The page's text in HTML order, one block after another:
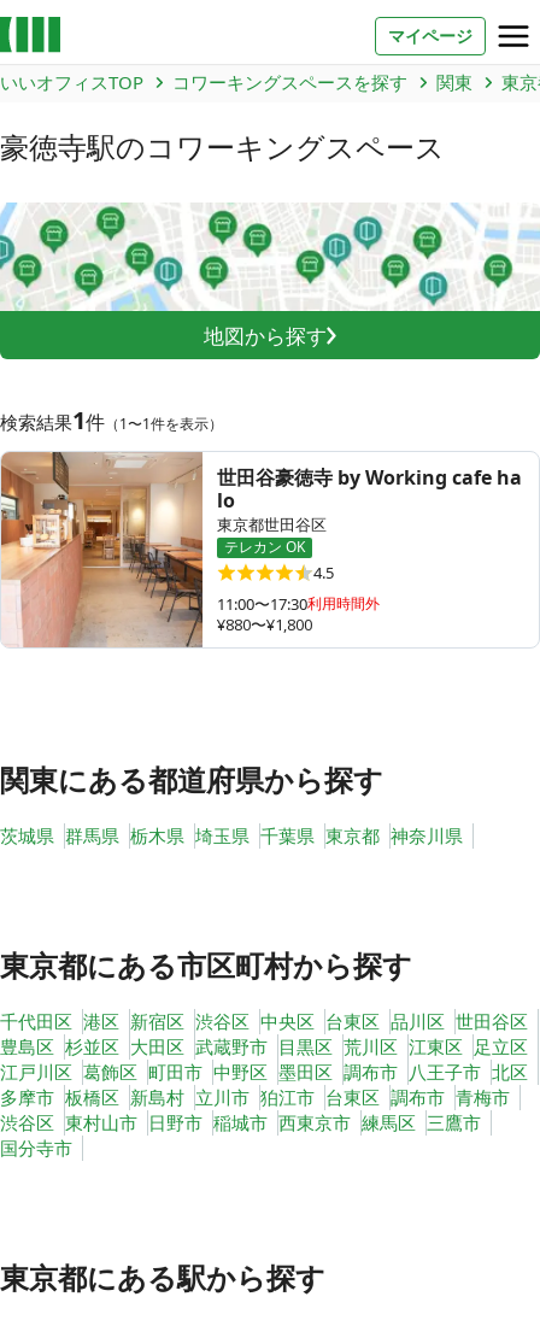
マイページ
よくあるご質問
法人での利用
いいオフィス（コワーキングスペース）
いい会議室（会議室専用スペース）
FCオーナー募集
コワーキング運営DXシステム
E Solution
その他
いいオフィスTOP コワーキングスペースを探す 関東 東
豪徳寺駅のコワーキングスペース
地図から探す
検索結果1件 （1〜1件を表示）
世田谷豪徳寺 by Working cafe ha
lo
東京都世田谷区
テレカン OK
4.5
11:00〜17:30利用時間外
¥880〜¥1,800
関東にある都道府県から探す
茨城県 群馬県 栃木県 埼玉県 千葉県 東京都 神奈川県
東京都にある市区町村から探す
千代田区 港区 新宿区 渋谷区 中央区 台東区 品川区 世田谷区
豊島区 杉並区 大田区 武蔵野市 目黒区 荒川区 江東区 足立区
江戸川区 葛飾区 町田市 中野区 墨田区 調布市 八王子市 北区
多摩市 板橋区 新島村 立川市 狛江市 台東区 調布市 青梅市
渋谷区 東村山市 日野市 稲城市 西東京市 練馬区 三鷹市
国分寺市
東京都にある駅から探す